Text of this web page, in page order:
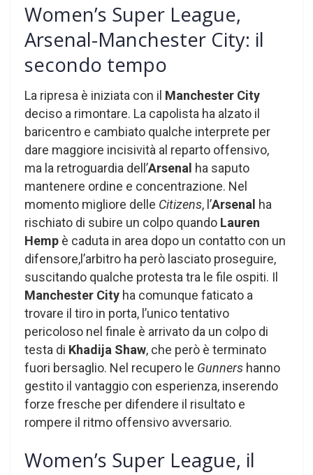
Women’s Super League,
Arsenal-Manchester City: il
secondo tempo
La ripresa è iniziata con il Manchester City
deciso a rimontare. La capolista ha alzato il
baricentro e cambiato qualche interprete per
dare maggiore incisività al reparto offensivo,
ma la retroguardia dell’Arsenal ha saputo
mantenere ordine e concentrazione. Nel
momento migliore delle Citizens, l’Arsenal ha
rischiato di subire un colpo quando Lauren
Hemp è caduta in area dopo un contatto con un
difensore,l’arbitro ha però lasciato proseguire,
suscitando qualche protesta tra le file ospiti. Il
Manchester City ha comunque faticato a
trovare il tiro in porta, l’unico tentativo
pericoloso nel finale è arrivato da un colpo di
testa di Khadija Shaw, che però è terminato
fuori bersaglio. Nel recupero le Gunners hanno
gestito il vantaggio con esperienza, inserendo
forze fresche per difendere il risultato e
rompere il ritmo offensivo avversario.
Women’s Super League, il